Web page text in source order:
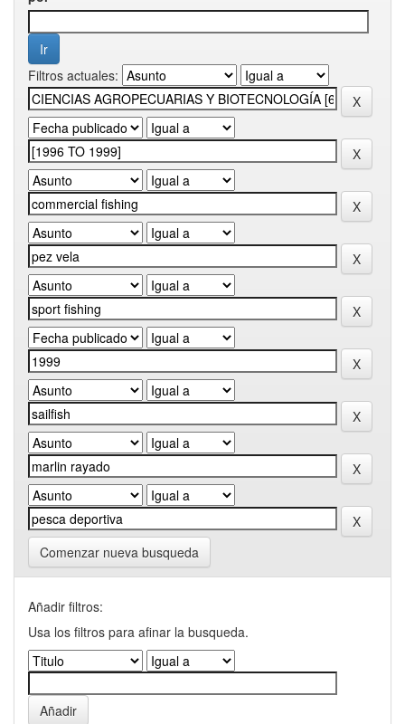
Filtros actuales:
Comenzar nueva busqueda
Añadir filtros:
Usa los filtros para afinar la busqueda.